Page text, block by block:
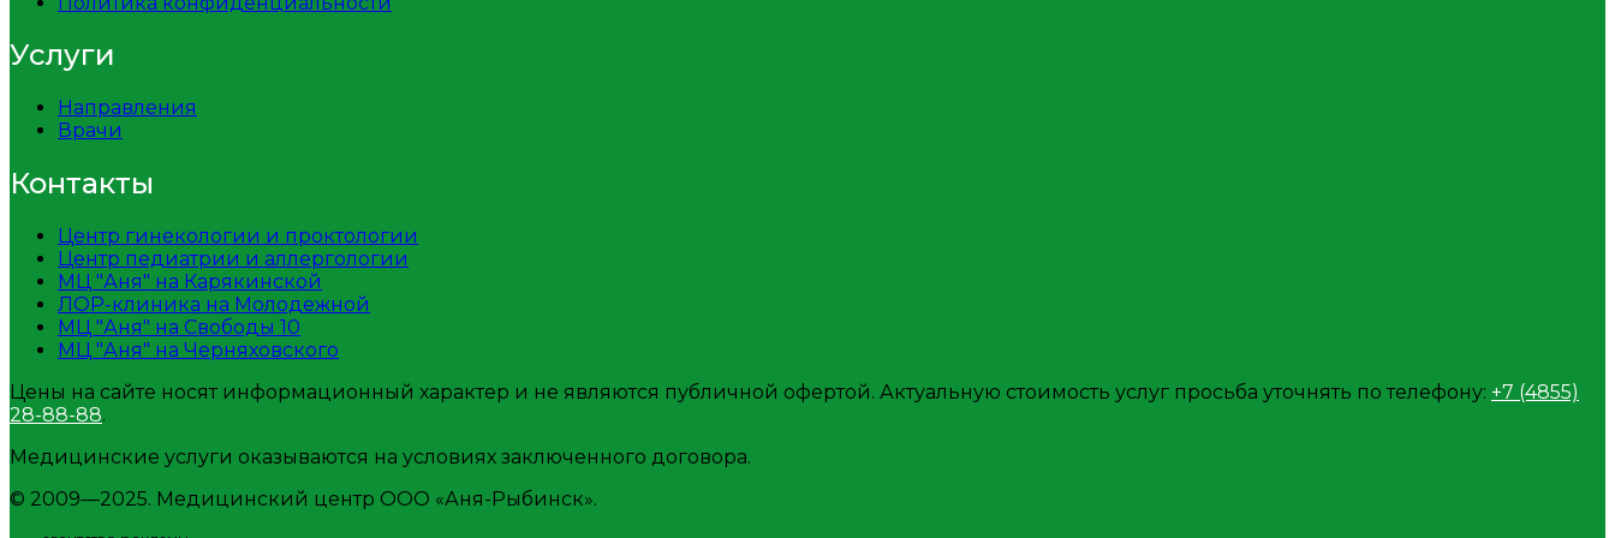
Услуги
Направления
Врачи
Контакты
Центр гинекологии и проктологии
Центр педиатрии и аллергологии
МЦ "Аня" на Карякинской
ЛОР-клиника на Молодежной
МЦ "Аня" на Свободы 10
МЦ "Аня" на Черняховского
Цены на сайте носят информационный характер и не являются публичной офертой. Актуальную стоимость услуг просьба уточнять по телефону: +7 (4855)
28-88-88.
Медицинские услуги оказываются на условиях заключенного договора.
© 2009—2025. Медицинский центр ООО «Аня-Рыбинск».